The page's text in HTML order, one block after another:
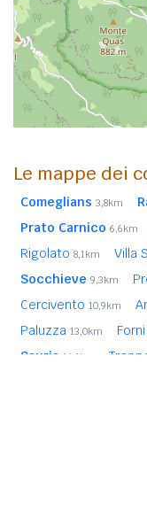
Le mappe dei
Comeglians 3,8km
Prato Carnico 6,6km
Rigolato 8,1km Villa
Socchieve 9,3km
Cercivento 10,9km
Paluzza 13,0km
Sauris 14,1km